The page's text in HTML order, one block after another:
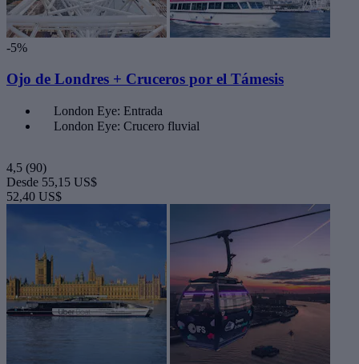
-5%
Ojo de Londres + Cruceros por el Támesis
London Eye: Entrada
London Eye: Crucero fluvial
4,5 (90)
Desde 55,15 US$
52,40 US$